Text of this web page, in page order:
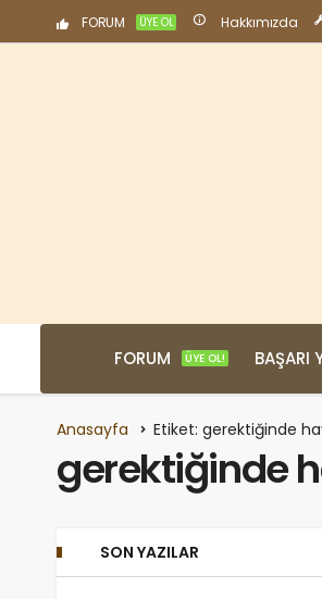
FORUM ÜYE OL Hakkımızda
FORUM ÜYE OL! BAŞARI
Anasayfa Etiket: gerektiğinde
gerektiğinde
SON YAZILAR